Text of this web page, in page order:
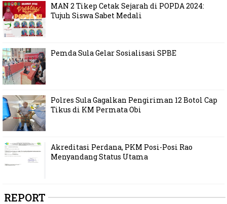
MAN 2 Tikep Cetak Sejarah di POPDA 2024:
Tujuh Siswa Sabet Medali
Pemda Sula Gelar Sosialisasi SPBE
Polres Sula Gagalkan Pengiriman 12 Botol Cap
Tikus di KM Permata Obi
Akreditasi Perdana, PKM Posi-Posi Rao
Menyandang Status Utama
REPORT